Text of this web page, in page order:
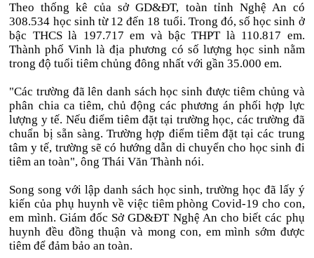
Theo thống kê của sở GD&ĐT, toàn tỉnh Nghệ An có
308.534 học sinh từ 12 đến 18 tuổi. Trong đó, số học sinh ở
bậc THCS là 197.717 em và bậc THPT là 110.817 em.
Thành phố Vinh là địa phương có số lượng học sinh nằm
trong độ tuổi tiêm chủng đông nhất với gần 35.000 em.
"Các trường đã lên danh sách học sinh được tiêm chủng và
phân chia ca tiêm, chủ động các phương án phối hợp lực
lượng y tế. Nếu điểm tiêm đặt tại trường học, các trường đã
chuẩn bị sẵn sàng. Trường hợp điểm tiêm đặt tại các trung
tâm y tế, trường sẽ có hướng dẫn di chuyển cho học sinh đi
tiêm an toàn", ông Thái Văn Thành nói.
Song song với lập danh sách học sinh, trường học đã lấy ý
kiến của phụ huynh về việc tiêm phòng Covid-19 cho con,
em mình. Giám đốc Sở GD&ĐT Nghệ An cho biết các phụ
huynh đều đồng thuận và mong con, em mình sớm được
tiêm để đảm bảo an toàn.